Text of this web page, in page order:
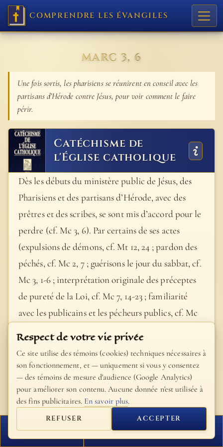
COMPRENDRE LES ÉVANGILES
MARC 3, 6
Une fois sortis, les pharisiens se réunirent en conseil avec les
partisans d’Hérode contre Jésus, pour voir comment le faire
périr.
Catéchisme de
l'Église catholique
Dès les débuts du ministère public de Jésus, des
Pharisiens et des partisans d’Hérode, avec des
prêtres et des scribes, se sont mis d’accord pour le
perdre (cf. Mc 3, 6). Par certains de ses actes
(expulsions de démons, cf. Mt 12, 24 ; pardon des
péchés, cf. Mc 2, 7 ; guérisons le jour du sabbat, cf.
Mc 3, 1-6 ; interprétation originale des préceptes
de pureté de la Loi, cf. Mc 7, 14-23 ; familiarité
avec les publicains et les pécheurs publics, cf. Mc
2, 14-17) Jésus a semblé à certains, mal
intentionnés, suspect de possession (cf. Mc 3, 22 ;
Jn 8, 48 ; 10, 20). On l’accuse de blasphème (cf. Mc
2, 7 ; Jn 5, 18 ; 10, 33) et de faux prophétisme (cf. Jn
7, 12 ; 7, 52), crimes religieux que la Loi châtiait par
la peine de mort sous forme de lapidation (cf. Jn
8, 59 ; 10, 31).
FERMER PROCHAIN VERSET
Respect de votre vie privée
Ce site utilise des témoins (cookies) techniques nécessaires à
son fonctionnement, et — uniquement si vous y consentez
— des témoins de mesure d'audience (Google Analytics)
pour améliorer son contenu. Aucune donnée n'est utilisée à
des fins publicitaires. En savoir plus.
REFUSER ACCEPTER